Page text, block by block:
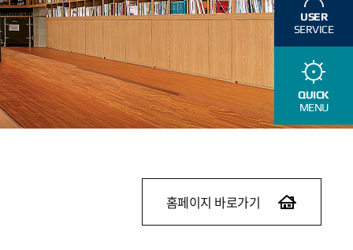
홈페이지 바로가기
USER
SERVICE
QUICK
MENU